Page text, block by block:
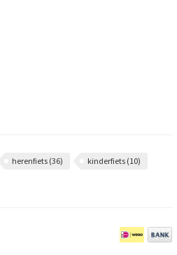
herenfiets (36) kinderfiets (10)